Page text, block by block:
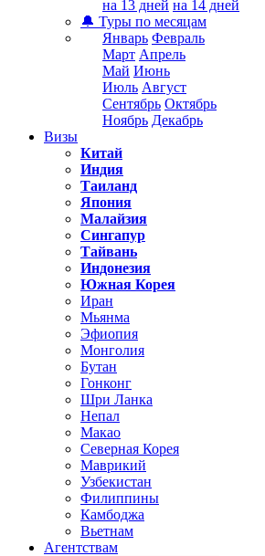
на 13 дней на 14 дней
🔔 Туры по месяцам
Январь Февраль
Март Апрель
Май Июнь
Июль Август
Сентябрь Октябрь
Ноябрь Декабрь
Визы
Китай
Индия
Таиланд
Япония
Малайзия
Сингапур
Тайвань
Индонезия
Южная Корея
Иран
Мьянма
Эфиопия
Монголия
Бутан
Гонконг
Шри Ланка
Непал
Макао
Северная Корея
Маврикий
Узбекистан
Филиппины
Камбоджа
Вьетнам
Агентствам